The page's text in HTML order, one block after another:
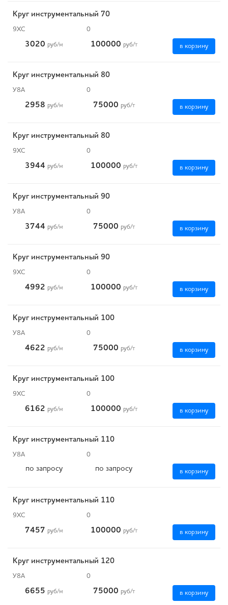
Круг инструментальный 70
9ХС 0
3020 руб/м 100000 руб/т в корзину
Круг инструментальный 80
У8А 0
2958 руб/м 75000 руб/т в корзину
Круг инструментальный 80
9ХС 0
3944 руб/м 100000 руб/т в корзину
Круг инструментальный 90
У8А 0
3744 руб/м 75000 руб/т в корзину
Круг инструментальный 90
9ХС 0
4992 руб/м 100000 руб/т в корзину
Круг инструментальный 100
У8А 0
4622 руб/м 75000 руб/т в корзину
Круг инструментальный 100
9ХС 0
6162 руб/м 100000 руб/т в корзину
Круг инструментальный 110
У8А 0
по запросу по запросу в корзину
Круг инструментальный 110
9ХС 0
7457 руб/м 100000 руб/т в корзину
Круг инструментальный 120
У8А 0
6655 руб/м 75000 руб/т в корзину